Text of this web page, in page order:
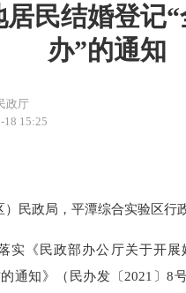
居民结婚登记“
办”的通知
政厅
18 15:25
）民政局，平潭综合实验区行
实 《民政部办公厅关于开
通知》（民办发〔2021〕8